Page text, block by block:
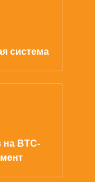
система
на BTC-